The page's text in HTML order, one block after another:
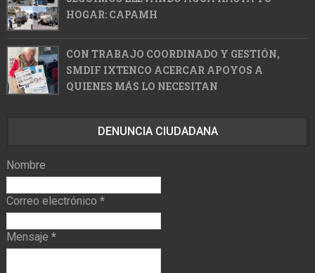
HOGAR: CAPAMH
CON TRABAJO COORDINADO Y GESTIÓN,
SMDIF IXTENCO ACERCAR APOYOS A
QUIENES MÁS LO NECESITAN
DENUNCIA CIUDADANA
Nombre
Correo electrónico *
Mensaje *